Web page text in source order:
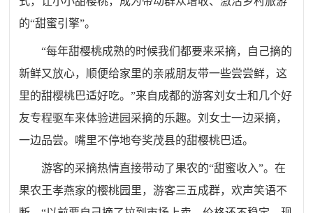
的“甜蜜引擎”。
“每年甜樱桃成熟的时候我们都要来采摘，自己摘的
新鲜又放心，顺便给家里的亲戚朋友带一些尝尝鲜，这
里的甜樱桃巴适好吃。”来自成都的游客刘女士和几个好
友专程驱车来体验进园采摘的乐趣。刘女士一边采摘，
一边品尝。嘴里不停地夸奖茂县的甜樱桃巴适。
游客的采摘热情直接带动了果农的“甜蜜收入”。在
果农王孝燕家的樱桃园里，游客三五成群，欢声笑语不